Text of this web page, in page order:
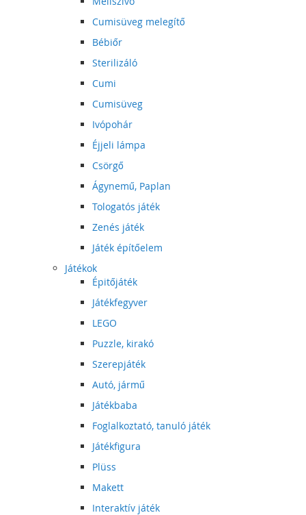
Cumisüveg melegítő
Bébiőr
Sterilizáló
Cumi
Cumisüveg
Ivópohár
Éjjeli lámpa
Csörgő
Ágynemű, Paplan
Tologatós játék
Zenés játék
Játék építőelem
Játékok
Épitőjáték
Játékfegyver
LEGO
Puzzle, kirakó
Szerepjáték
Autó, jármű
Játékbaba
Foglalkoztató, tanuló játék
Játékfigura
Plüss
Makett
Interaktív játék